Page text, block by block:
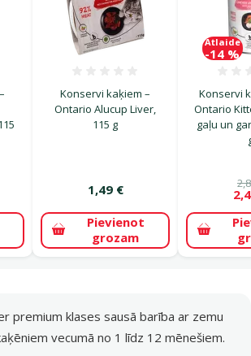
Konservi kaķiem –
Ontario Alucup Liver,
115 g
1,49 €
Pievienot
grozam
Konservi
Ontario
gaļu un
Atlaide
-14 %
premium klases sausā barība ar zemu
vecumā no 1 līdz 12 mēnešiem.